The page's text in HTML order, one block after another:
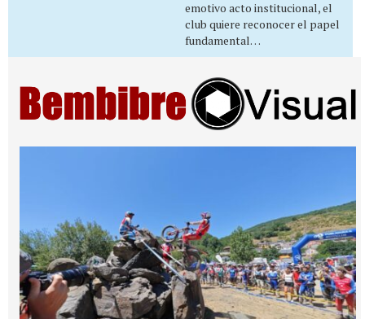
emotivo acto institucional, el
club quiere reconocer el papel
fundamental…